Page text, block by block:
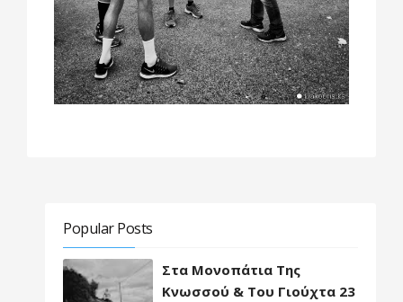
Popular Posts
Στα Μονοπάτια Της
Κνωσσού & Του Γιούχτα 23